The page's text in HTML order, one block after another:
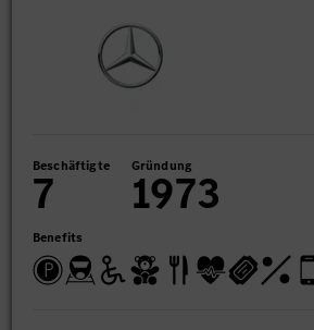
Beschäftigte
7 Gründung
1973
Benefits